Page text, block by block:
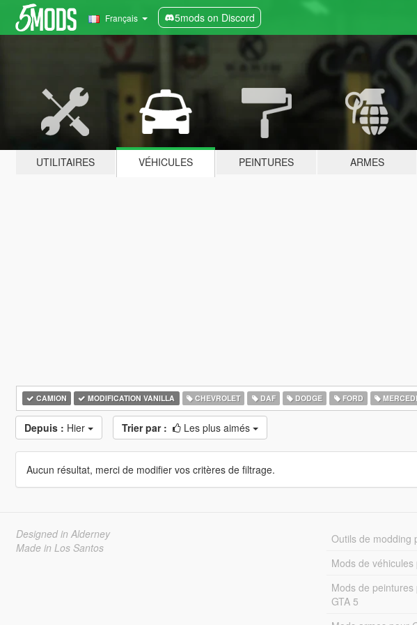
Français 5mods on Discord
UTILITAIRES VÉHICULES PEINTURES ARMES
CAMION MODIFICATION VANILLA CHEVROLET DAF DODGE FORD
Depuis : Hier Trier par : Les plus aimés
Aucun résultat, merci de modifier vos critères de filtrage.
Designed in Alderney
Made in Los Santos
Outils de modding
Mods de véhicules
Mods de
GTA 5